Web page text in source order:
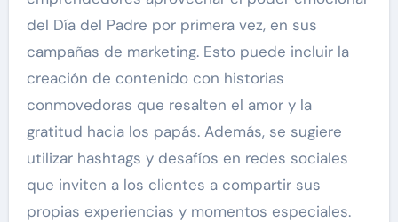
del Día del Padre por primera vez, en sus
campañas de marketing. Esto puede incluir la
creación de contenido con historias
conmovedoras que resalten el amor y la
gratitud hacia los papás. Además, se sugiere
utilizar hashtags y desafíos en redes sociales
que inviten a los clientes a compartir sus
propias experiencias y momentos especiales.